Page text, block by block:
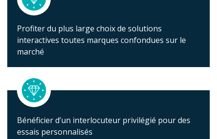
Profiter du plus large choix de solutions
interactives toutes marques confondues sur le
marché
Bénéficier d’un interlocuteur privilégié pour des
essais personnalisés